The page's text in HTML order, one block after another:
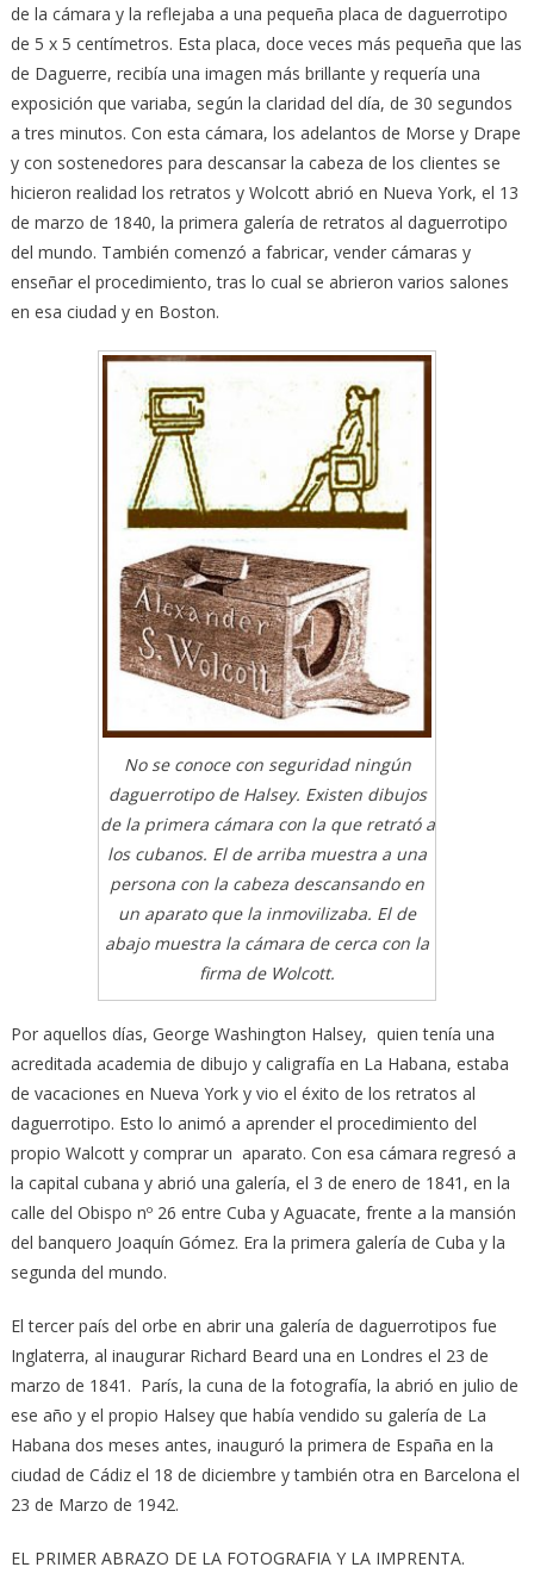
de la cámara y la reflejaba a una pequeña placa de daguerrotipo
de 5 x 5 centímetros. Esta placa, doce veces más pequeña que las
de Daguerre, recibía una imagen más brillante y requería una
exposición que variaba, según la claridad del día, de 30 segundos
a tres minutos. Con esta cámara, los adelantos de Morse y Drape
y con sostenedores para descansar la cabeza de los clientes se
hicieron realidad los retratos y Wolcott abrió en Nueva York, el 13
de marzo de 1840, la primera galería de retratos al daguerrotipo
del mundo. También comenzó a fabricar, vender cámaras y
enseñar el procedimiento, tras lo cual se abrieron varios salones
en esa ciudad y en Boston.
No se conoce con seguridad ningún
daguerrotipo de Halsey. Existen dibujos
de la primera cámara con la que retrató a
los cubanos. El de arriba muestra a una
persona con la cabeza descansando en
un aparato que la inmovilizaba. El de
abajo muestra la cámara de cerca con la
firma de Wolcott.
Por aquellos días, George Washington Halsey, quien tenía una
acreditada academia de dibujo y caligrafía en La Habana, estaba
de vacaciones en Nueva York y vio el éxito de los retratos al
daguerrotipo. Esto lo animó a aprender el procedimiento del
propio Walcott y comprar un aparato. Con esa cámara regresó a
la capital cubana y abrió una galería, el 3 de enero de 1841, en la
calle del Obispo nº 26 entre Cuba y Aguacate, frente a la mansión
del banquero Joaquín Gómez. Era la primera galería de Cuba y la
segunda del mundo.
El tercer país del orbe en abrir una galería de daguerrotipos fue
Inglaterra, al inaugurar Richard Beard una en Londres el 23 de
marzo de 1841. París, la cuna de la fotografía, la abrió en julio de
ese año y el propio Halsey que había vendido su galería de La
Habana dos meses antes, inauguró la primera de España en la
ciudad de Cádiz el 18 de diciembre y también otra en Barcelona el
23 de Marzo de 1942.
EL PRIMER ABRAZO DE LA FOTOGRAFIA Y LA IMPRENTA.